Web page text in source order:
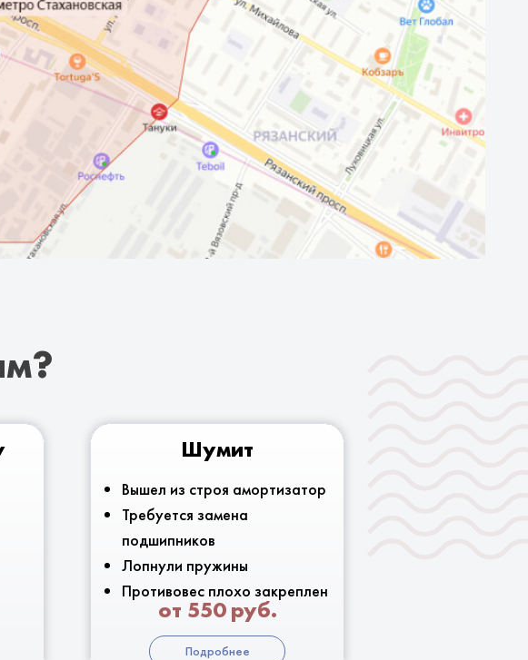
Шумит
Вышел из строя амортизатор
Требуется замена
подшипников
Лопнули пружины
Противовес плохо закреплен
от 550 руб.
Подробнее